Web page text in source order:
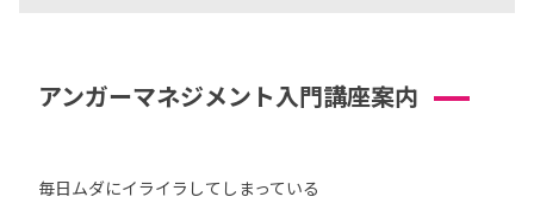
アンガーマネジメント入門講座案内
毎日ムダにイライラしてしまっている